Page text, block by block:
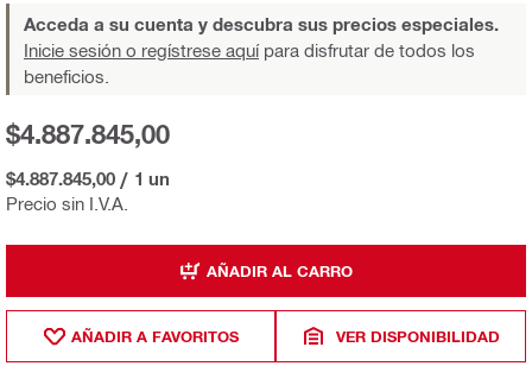
Acceda a su cuenta y descubra sus precios especiales.
Inicie sesión o regístrese aquípara disfrutar de todos los
beneficios.
Precio sin I.V.A.
$4.887.845,00
$4.887.845,00 / 1 un
AÑADIR AL CARRO
AÑADIR A FAVORITOS VER DISPONIBILIDAD